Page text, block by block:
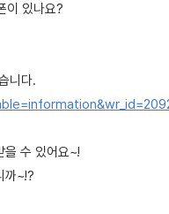
이 있나요?
니다.
을 수 있어요~!
까~!?